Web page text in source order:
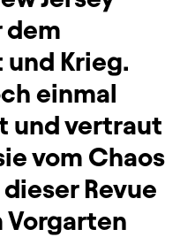
dem
Krieg.
einmal
und vertraut
vom Chaos
Revue
Vorgarten